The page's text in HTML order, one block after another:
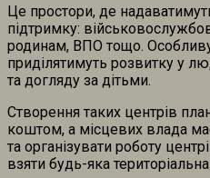
Це простори, де
підтримку:
родинам, ВПО тощо.
приділятимуть розвитку у
та догляду за дітьми.
Створення таких центрів
коштом, а місцевих влада
та організувати роботу
взяти будь-яка